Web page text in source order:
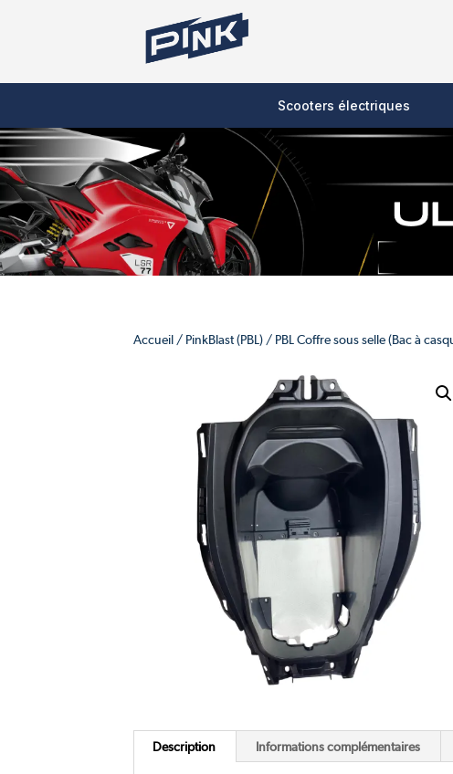
Scooters électriques
Pink Me
Voir tous nos scooters électriques
F77 Mach 2
Voir toutes nos motos électriques
Accueil / PinkBlast (PBL) / PBL Coffre sous selle (Bac à
Description Informations complémentaires